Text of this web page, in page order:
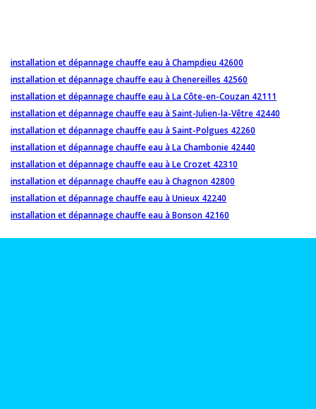
installation et dépannage chauffe eau à Champdieu 42600
installation et dépannage chauffe eau à Chenereilles 42560
installation et dépannage chauffe eau à La Côte-en-Couzan 42111
installation et dépannage chauffe eau à Saint-Julien-la-Vêtre 42440
installation et dépannage chauffe eau à Saint-Polgues 42260
installation et dépannage chauffe eau à La Chambonie 42440
installation et dépannage chauffe eau à Le Crozet 42310
installation et dépannage chauffe eau à Chagnon 42800
installation et dépannage chauffe eau à Unieux 42240
installation et dépannage chauffe eau à Bonson 42160